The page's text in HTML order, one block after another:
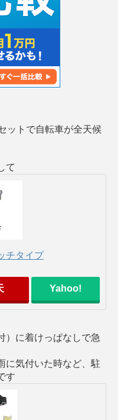
ットで自転車が全天候
て
チタイプ
Yahoo!
）に着けっぱなしで急
に気付いた時など、駐
す